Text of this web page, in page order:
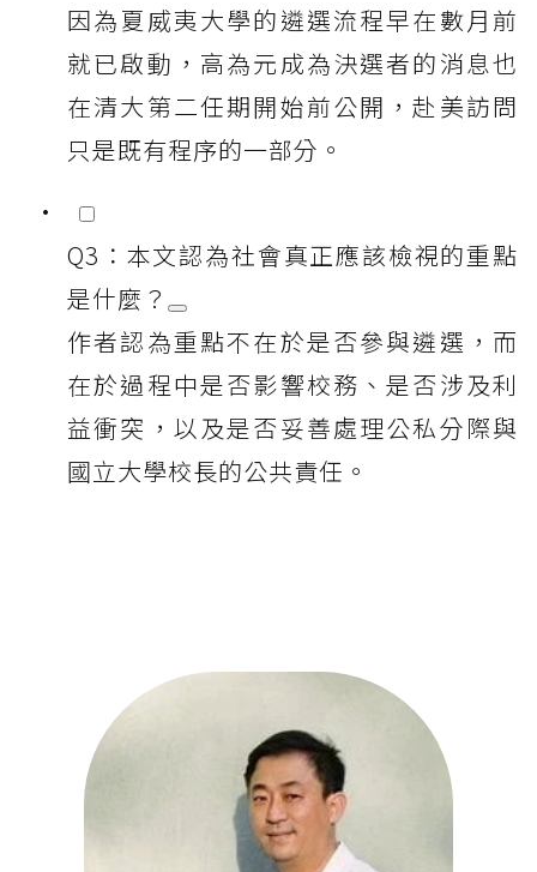
因為夏威夷大學的遴選流程早在數月前
就已啟動，高為元成為決選者的消息也
在清大第二任期開始前公開，赴美訪問
只是既有程序的一部分。
Q3：本文認為社會真正應該檢視的重點
是什麼？
作者認為重點不在於是否參與遴選，而
在於過程中是否影響校務、是否涉及利
益衝突，以及是否妥善處理公私分際與
國立大學校長的公共責任。